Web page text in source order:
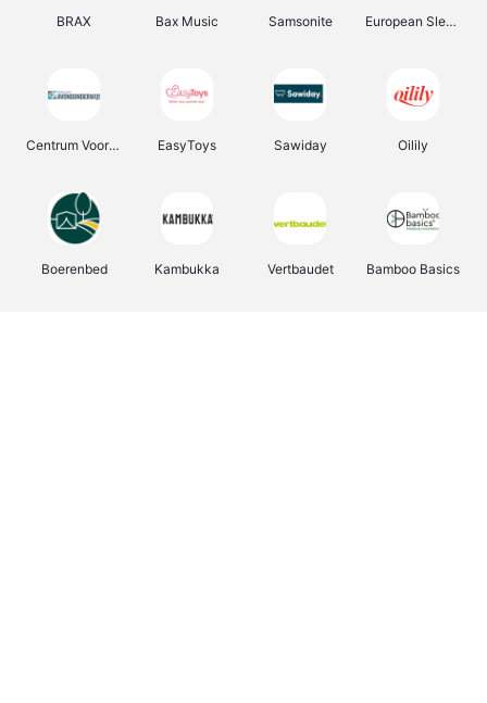
BRAX Bax Music Samsonite European Sleeper
Centrum Voor Avondonderwijs EasyToys Sawiday Oilily
Boerenbed Kambukka Vertbaudet Bamboo Basics